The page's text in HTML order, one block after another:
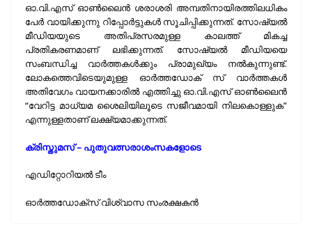
ഓ.വി.എസ് ഓണ്‍ലൈന്‍ ശരാശരി അമ്പതിനായിരത്തിലധികം
പേര്‍ വായിക്കുന്നു റിപ്പോര്‍ട്ടുകള്‍ സൂചിപ്പിക്കുന്നത്. സോഷ്യല്‍
മീഡിയയുടെ അതിപ്രസരമുള്ള കാലത്ത് മികച്ച
പ്രതികരണമാണ് ലഭിക്കുന്നത്. സോഷ്യല്‍ മീഡിയയെ
സംബന്ധിച്ച വാര്‍ത്തകള്‍ക്കും പ്രാമുഖ്യം നല്‍കുന്നുണ്ട്.
ലോകത്തെവിടെയുമുള്ള ഓര്‍ത്തഡോക് സ് വാര്‍ത്തകള്‍
അതിവേഗം വായനക്കാരില്‍ എത്തിച്ചു ഓ.വി.എസ് ഓണ്‍ലൈന്‍
“വേറിട്ട മാധ്യമ ശൈലിയിലൂടെ സജീവമായി നിലകൊള്ളുക”
എന്നുള്ളതാണ് ലക്ഷ്യമാക്കുന്നത്.
ക്രിസ്തുമസ് – പുതുവത്സരാശംസകളോടെ
എഡിറ്റോറിയല്‍ ടീം
ഓര്‍ത്തഡോക്സ് വിശ്വാസ സംരക്ഷകന്‍